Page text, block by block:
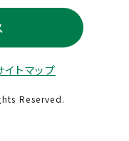
イトマップ
Reserved.